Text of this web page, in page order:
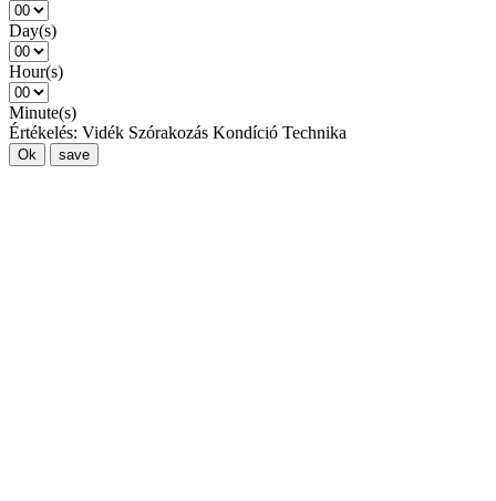
Day(s)
Hour(s)
Minute(s)
Értékelés: Vidék Szórakozás Kondíció Technika
Ok save